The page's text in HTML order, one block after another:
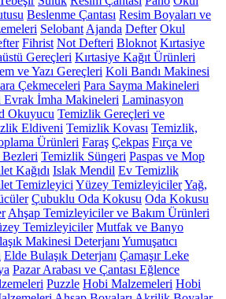
Beslenme Çantası Resim Boyaları ve
Selobant Ajanda Defter Okul
Fihrist Not Defteri Bloknot Kırtasiye
Gereçleri Kırtasiye Kağıt Ürünleri
ve Yazı Gereçleri Koli Bandı Makinesi
Çekmeceleri Para Sayma Makineleri
Evrak İmha Makineleri Laminasyon
Okuyucu Temizlik Gereçleri ve
Eldiveni Temizlik Kovası Temizlik,
Ürünleri Faraş Çekpas Fırça ve
Temizlik Süngeri Paspas ve Mop
Kağıdı Islak Mendil Ev Temizlik
Temizleyici Yüzey TemizleyicilerYağ,
Çubuklu Oda Kokusu Oda Kokusu
Ahşap Temizleyiciler ve Bakım Ürünleri
Temizleyiciler Mutfak ve Banyo
Makinesi Deterjanı Yumuşatıcı
Elde Bulaşık Deterjanı Çamaşır Leke
Pazar Arabası ve Çantası Eğlence
Puzzle Hobi Malzemeleri Hobi